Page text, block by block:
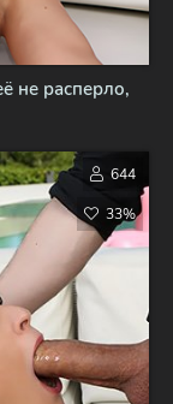
не расперло,
644
33%